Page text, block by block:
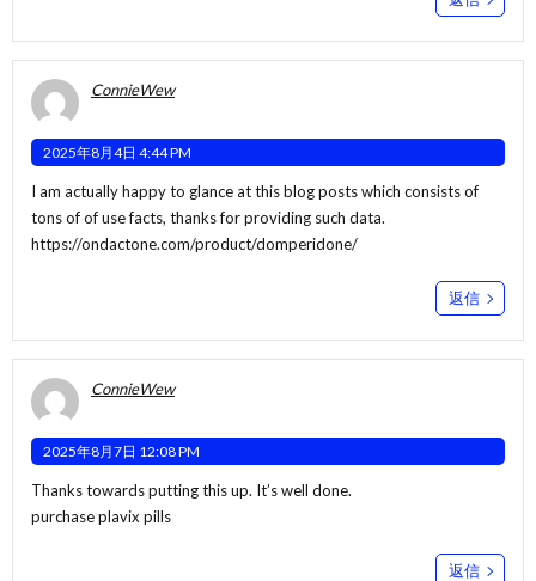
ConnieWew
2025年8月4日 4:44 PM
I am actually happy to glance at this blog posts which consists of
tons of of use facts, thanks for providing such data.
https://ondactone.com/product/domperidone/
返信
ConnieWew
2025年8月7日 12:08 PM
Thanks towards putting this up. It’s well done.
purchase plavix pills
返信